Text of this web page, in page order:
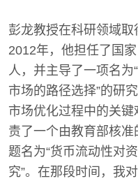
彭龙教授在科研领域
2012年，他担任了国
人，并主导了一项名为
市场的路径选择”的研
市场优化过程中的关
责了一个由教育部核
题名为“货币流动性对
究”。在那段时间，我